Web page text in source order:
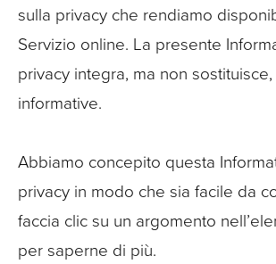
sulla privacy che rendiamo
Servizio online. La presente
privacy integra, ma non
informative.
Abbiamo concepito questa
privacy in modo che sia facile da
faccia clic su un argomento
per saperne di più.